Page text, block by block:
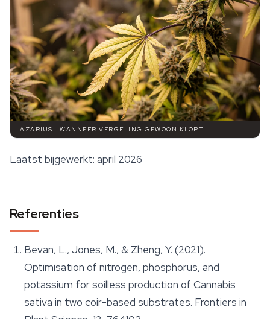
AZARIUS · WANNEER VERGELING GEWOON KLOPT
Laatst bijgewerkt: april 2026
Referenties
Bevan, L., Jones, M., & Zheng, Y. (2021).
Optimisation of nitrogen, phosphorus, and
potassium for soilless production of Cannabis
sativa in two coir-based substrates. Frontiers in